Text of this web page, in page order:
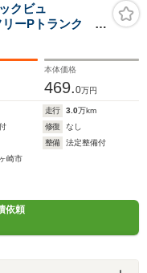
クビュ
ーPトランク サ
Ltex合皮シー
スプレイオーデ
本体価格
469.0万円
走行 3.0万km
修復
なし
整備
法定整備付
崎市
依頼